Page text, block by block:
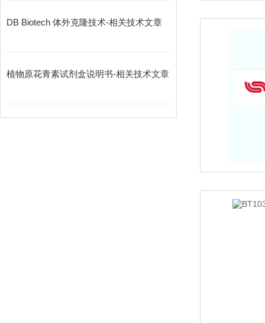
DB Biotech 体外克隆技术-相关技术文章
植物原花青素试剂盒说明书-相关技术文章